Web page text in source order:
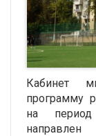
Кабинет
программу
на